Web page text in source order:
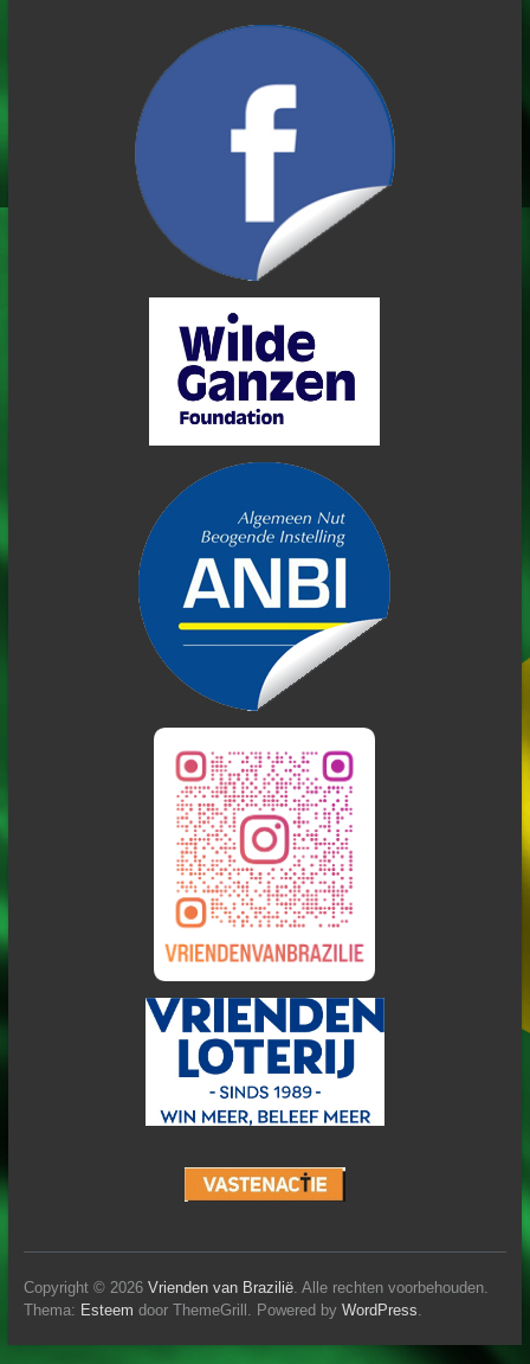
Copyright © 2026 Vrienden van Brazilië. Alle rechten voorbehouden.
Thema: Esteem door ThemeGrill. Powered by WordPress